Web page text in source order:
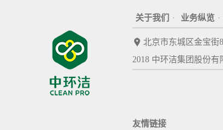
关于我们 · 业务纵览 ·
北京市东城区金宝街
2018 中环洁集团股份有
友情链接